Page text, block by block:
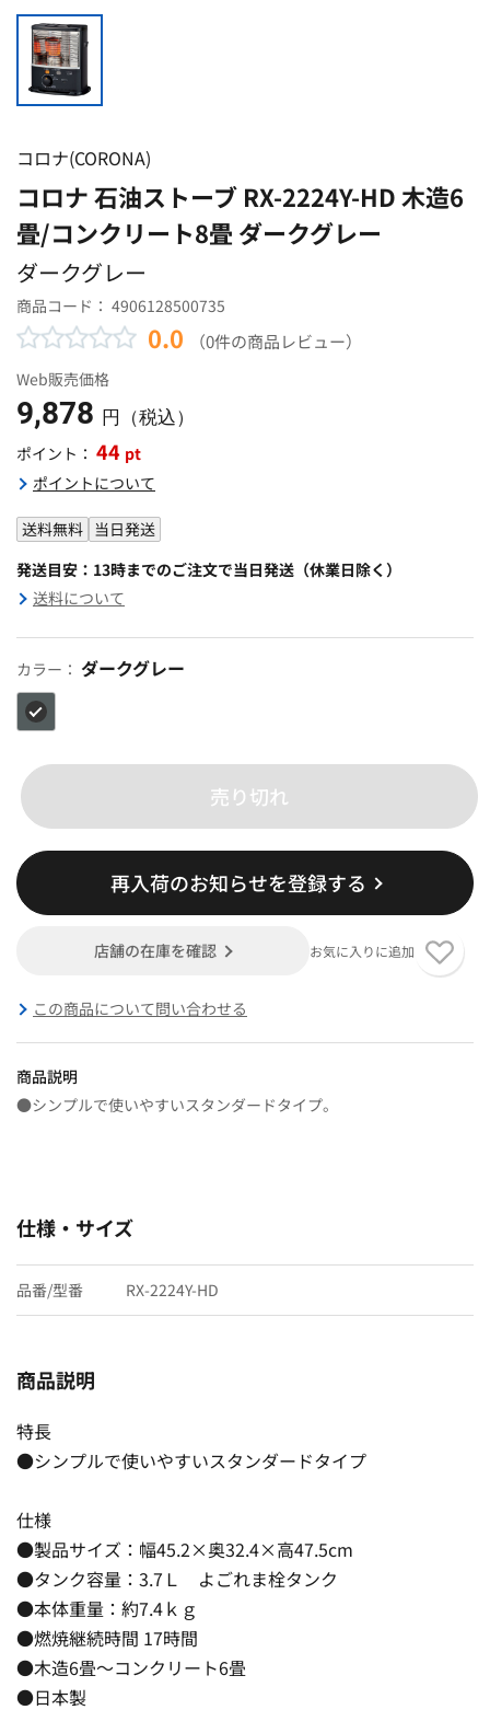
コロナ(CORONA)
コロナ 石油ストーブ RX-2224Y-HD 木造6
畳/コンクリート8畳 ダークグレー
ダークグレー
商品コード： 4906128500735
0.0 （0件の商品レビュー）
Web販売価格
9,878 円（税込）
ポイント： 44 pt
ポイントについて
送料無料 当日発送
発送目安：13時までのご注文で当日発送（休業日除く）
送料について
カラー： ダークグレー
売り切れ
再入荷のお知らせを登録する
店舗の在庫を確認 お気に入りに追加
この商品について問い合わせる
商品説明
●シンプルで使いやすいスタンダードタイプ。
仕様・サイズ
品番/型番 RX-2224Y-HD
商品説明
特長
●シンプルで使いやすいスタンダードタイプ
仕様
●製品サイズ：幅45.2×奥32.4×高47.5cm
●タンク容量：3.7Ｌ よごれま栓タンク
●本体重量：約7.4ｋｇ
●燃焼継続時間 17時間
●木造6畳〜コンクリート6畳
●日本製